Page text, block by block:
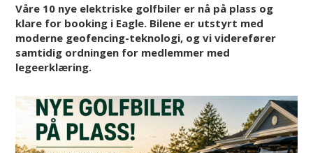
Våre 10 nye elektriske golfbiler er nå på plass og
klare for booking i Eagle. Bilene er utstyrt med
moderne geofencing-teknologi, og vi viderefører
samtidig ordningen for medlemmer med
legeerklæring.